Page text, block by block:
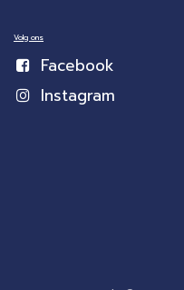
Volg ons
Facebook
Instagram